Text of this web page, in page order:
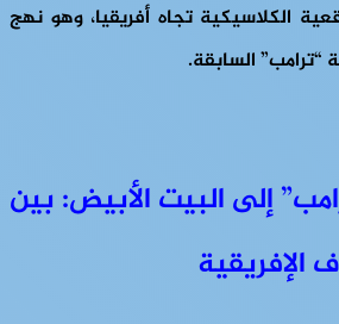
الكلاسيكية تجاه أفريقيا، وهو نهج
“ترامب” السابقة.
إلى البيت الأبيض: بين
الإفريقية